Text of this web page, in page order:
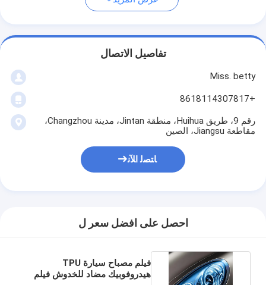
تفاصيل الاتصال
Miss. betty
+8618114307817
رقم 9، طريق Huihua، منطقة Jintan، مدينة Changzhou،
مقاطعة Jiangsu، الصين
ﺎﺘﺼﻟ ﺍﻶﻧ
احصل على افضل سعر ل
فيلم مصباح سيارة TPU
هيدروفوبيك مضاد للخدوش فيلم